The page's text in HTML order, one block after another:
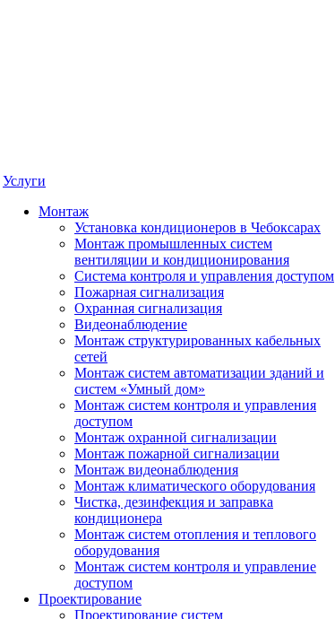
Услуги
Монтаж
Установка кондиционеров в Чебоксарах
Монтаж промышленных систем
вентиляции и кондиционирования
Система контроля и управления доступом
Пожарная сигнализация
Охранная сигнализация
Видеонаблюдение
Монтаж структурированных кабельных
сетей
Монтаж систем автоматизации зданий и
систем «Умный дом»
Монтаж систем контроля и управления
доступом
Монтаж охранной сигнализации
Монтаж пожарной сигнализации
Монтаж видеонаблюдения
Монтаж климатического оборудования
Чистка, дезинфекция и заправка
кондиционера
Монтаж систем отопления и теплового
оборудования
Монтаж систем контроля и управление
доступом
Проектирование
Проектирование систем